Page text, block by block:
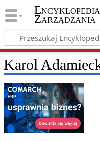
Encyklopedia
Zarządzania
Karol